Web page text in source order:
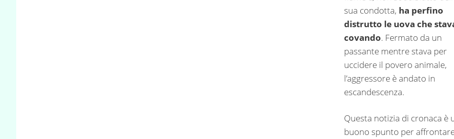
sua condotta, ha perfino
distrutto le uova che
covando. Fermato da un
passante mentre stava per
uccidere il povero animale,
l’aggressore è andato in
escandescenza.
Questa notizia di cronaca è
buono spunto per